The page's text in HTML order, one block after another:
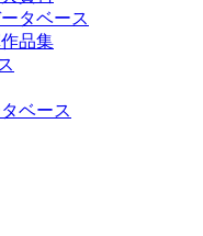
タベース
品集
ベース